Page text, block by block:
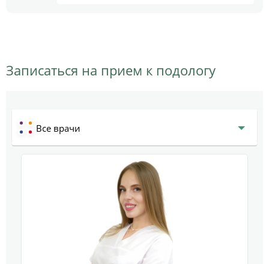
Записаться на прием к подологу
Все врачи